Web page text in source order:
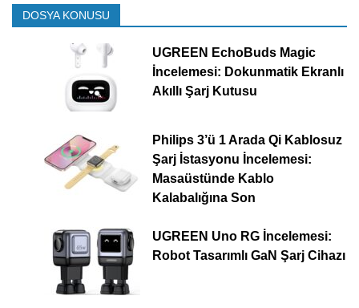
DOSYA KONUSU
UGREEN EchoBuds Magic
İncelemesi: Dokunmatik Ekranlı
Akıllı Şarj Kutusu
Philips 3’ü 1 Arada Qi Kablosuz
Şarj İstasyonu İncelemesi:
Masaüstünde Kablo
Kalabalığına Son
UGREEN Uno RG İncelemesi:
Robot Tasarımlı GaN Şarj Cihazı